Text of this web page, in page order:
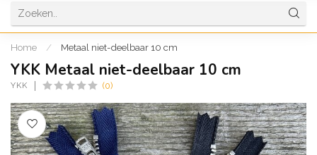
Home / Metaal niet-deelbaar 10 cm
YKK Metaal niet-deelbaar 10 cm
YKK (0)